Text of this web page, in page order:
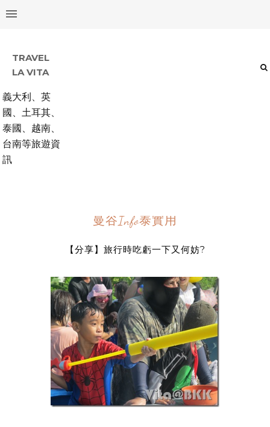
TRAVEL
LA VITA
義大利、英
國、土耳其、
泰國、越南、
台南等旅遊資
訊
曼谷Info泰實用
【分享】旅行時吃虧一下又何妨?